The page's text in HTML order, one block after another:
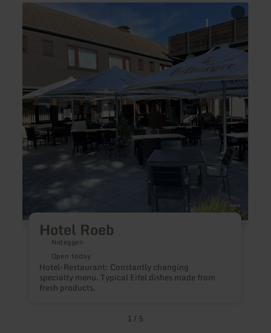
Hotel Roeb
Nideggen
Open today
Hotel-Restaurant: Constantly changing
specialty menu. Typical Eifel dishes made from
fresh products.
learn
about:
Hotel
more
Pizza
1 / 5